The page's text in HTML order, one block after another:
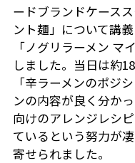
ードブランドケース
ント麺」について講
「ノグリラーメン マ
しました。当日は約
「辛ラーメンのポジ
ンの内容が良く分か
向けのアレンジレシ
ているという努力が
寄せられました。